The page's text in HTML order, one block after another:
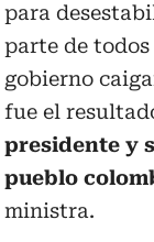
para
parte de todos
gobierno
fue el
presidente y
pueblo
ministra.